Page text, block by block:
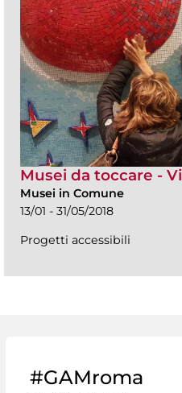
Musei da toccare -
Musei in Comune
13/01 - 31/05/2018
Progetti accessibili
#GAMroma